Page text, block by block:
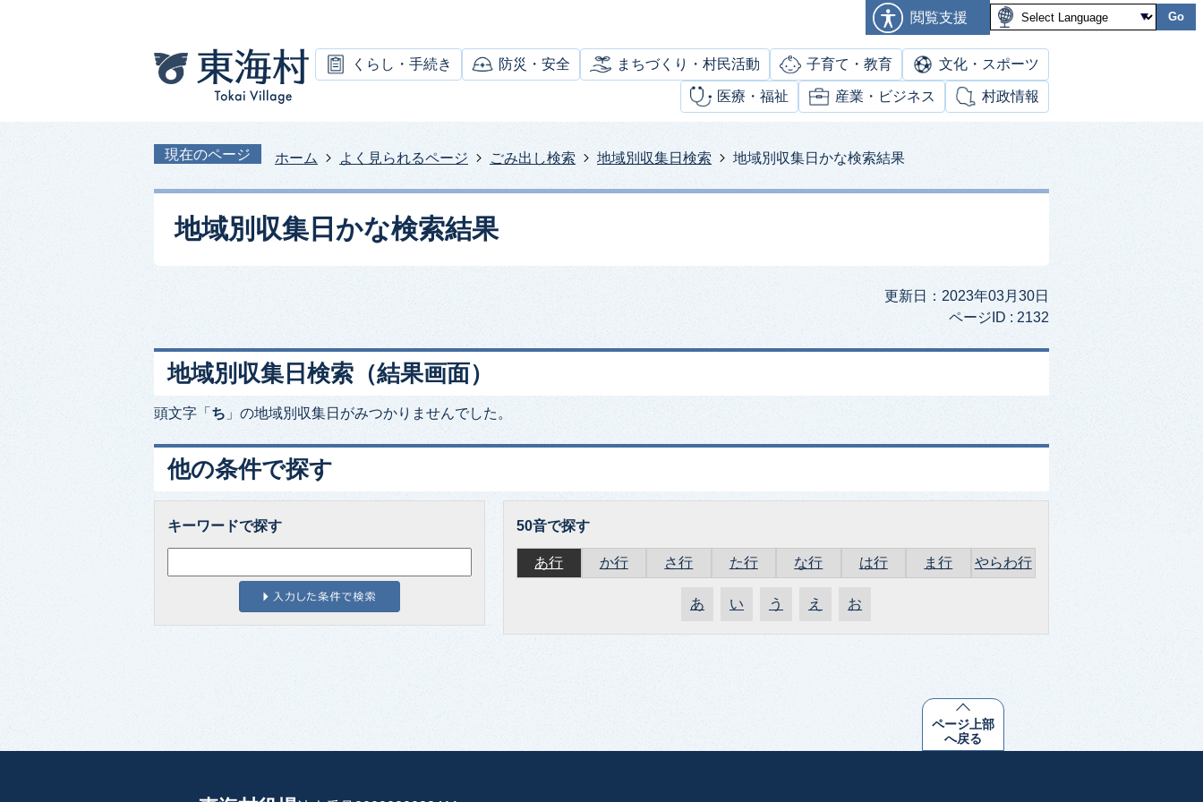
閲覧支援 Go
くらし・手続き 防災・安全 まちづくり・村民活動 子育て・教育 文化・スポーツ
医療・福祉 産業・ビジネス 村政情報
現在のページ ホーム よく見られるページ ごみ出し検索 地域別収集日検索 地域別収集日かな検索結果
地域別収集日かな検索結果
更新日：2023年03月30日
ページID : 2132
地域別収集日検索 （結果画面）
頭文字「 ち 」の地域別収集日 がみつかりませんでした。
他の条件で探す
キーワードで探す 50音で探す
あ行 か行 さ行 た行 な行 は行 ま行 やらわ行
あ い う え お
ページ上部
へ戻る